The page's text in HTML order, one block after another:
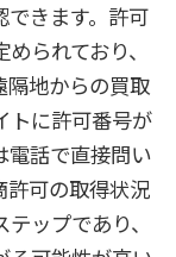
できます。許可
られており、
隔地からの買取
トに許可番号が
電話で直接問い
許可の取得状況
ップであり、